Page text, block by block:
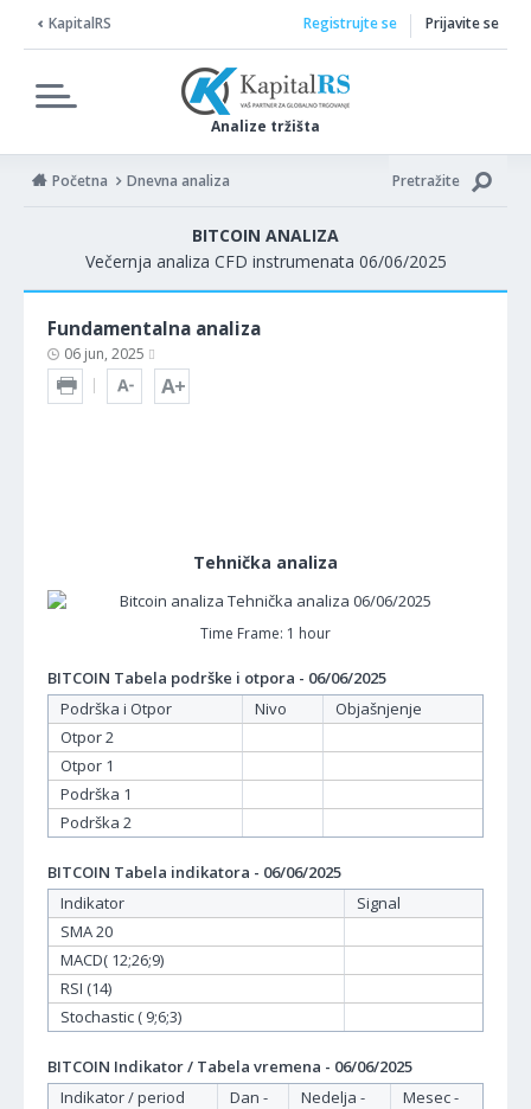
KapitalRS
Analize tržišta
Registrujte se Prijavite se
Početna Dnevna analiza Pretražite
BITCOIN ANALIZA
Večernja analiza CFD instrumenata 06/06/2025
Fundamentalna analiza
06 jun, 2025
Tehnička analiza
Time Frame: 1 hour
BITCOIN Tabela podrške i otpora - 06/06/2025
Podrška i Otpor
Nivo
Objašnjenje
Otpor 2
Otpor 1
Podrška 1
Podrška 2
BITCOIN Tabela indikatora - 06/06/2025
Indikator
Signal
SMA 20
MACD( 12;26;9)
RSI (14)
Stochastic ( 9;6;3)
BITCOIN Indikator / Tabela vremena - 06/06/2025
Indikator / period
Dan - Nedelja -
Mesec -